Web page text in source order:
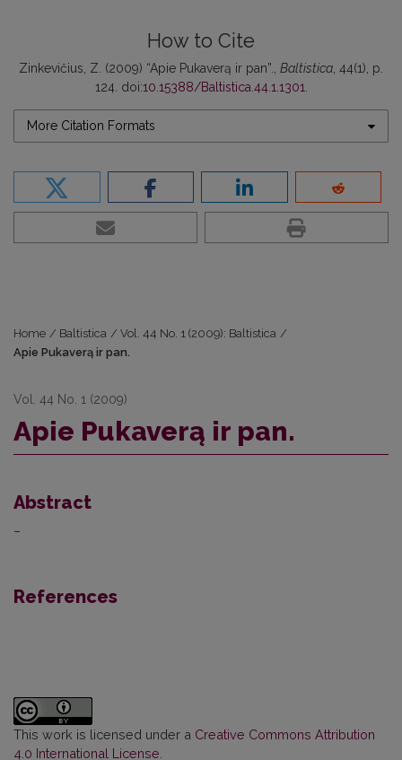
How to Cite
Zinkevičius, Z. (2009) “Apie Pukaverą ir pan”., Baltistica, 44(1), p.
124. doi:10.15388/Baltistica.44.1.1301.
More Citation Formats
Home / Baltistica / Vol. 44 No. 1 (2009): Baltistica /
Apie Pukaverą ir pan.
Vol. 44 No. 1 (2009)
Apie Pukaverą ir pan.
Abstract
–
References
This work is licensed under a Creative Commons Attribution
4.0 International License.